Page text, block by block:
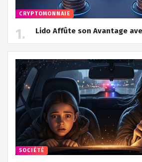
CRYPTOMONNAIE
Lido Affûte son Avantage
SOCIÉTÉ